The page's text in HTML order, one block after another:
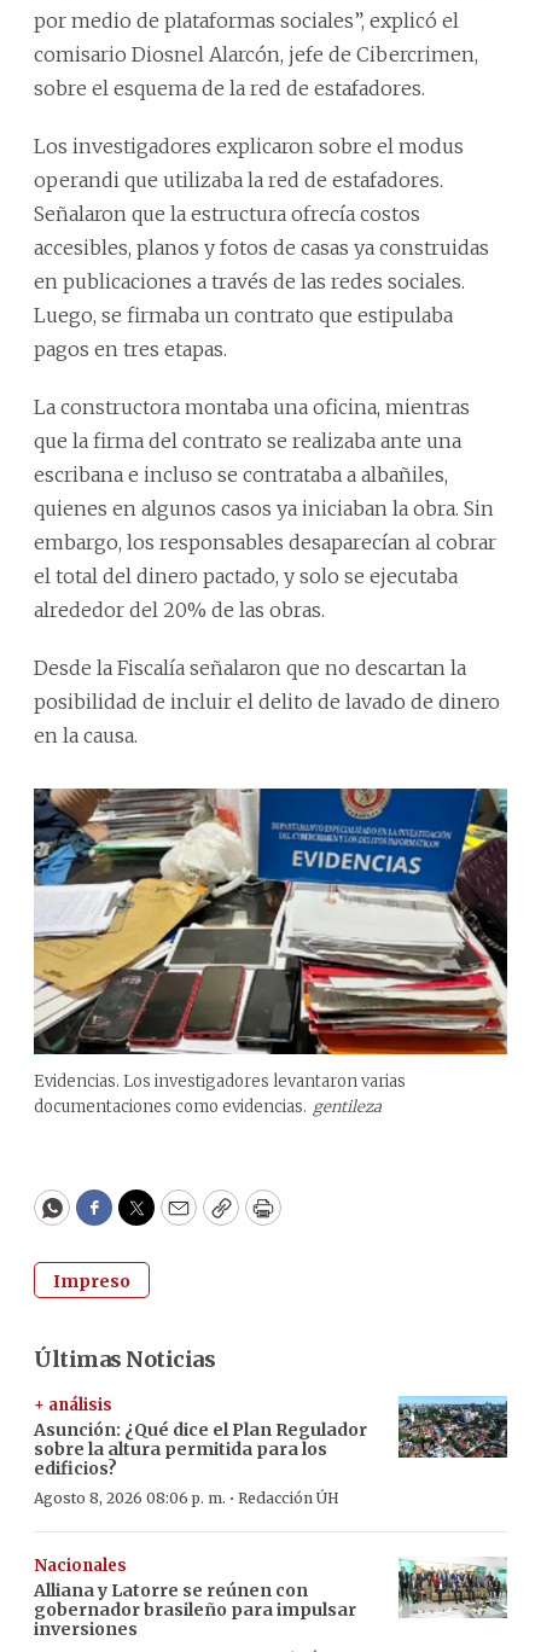
por medio de plataformas sociales”, explicó el
comisario Diosnel Alarcón, jefe de Cibercrimen,
sobre el esquema de la red de estafadores.
Los investigadores explicaron sobre el modus
operandi que utilizaba la red de estafadores.
Señalaron que la estructura ofrecía costos
accesibles, planos y fotos de casas ya construidas
en publicaciones a través de las redes sociales.
Luego, se firmaba un contrato que estipulaba
pagos en tres etapas.
La constructora montaba una oficina, mientras
que la firma del contrato se realizaba ante una
escribana e incluso se contrataba a albañiles,
quienes en algunos casos ya iniciaban la obra. Sin
embargo, los responsables desaparecían al cobrar
el total del dinero pactado, y solo se ejecutaba
alrededor del 20% de las obras.
Desde la Fiscalía señalaron que no descartan la
posibilidad de incluir el delito de lavado de dinero
en la causa.
Evidencias. Los investigadores levantaron varias
documentaciones como evidencias. gentileza
WhatsApp
Facebook
Twitter
EmailCopyPrint
Impreso
Últimas Noticias
+ análisis
Asunción: ¿Qué dice el Plan Regulador
sobre la altura permitida para los
edificios?
Agosto 8, 2026 08:06 p. m. · Redacción ÚH
Nacionales
Alliana y Latorre se reúnen con
gobernador brasileño para impulsar
inversiones